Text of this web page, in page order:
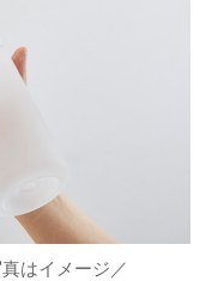
はイメージ／